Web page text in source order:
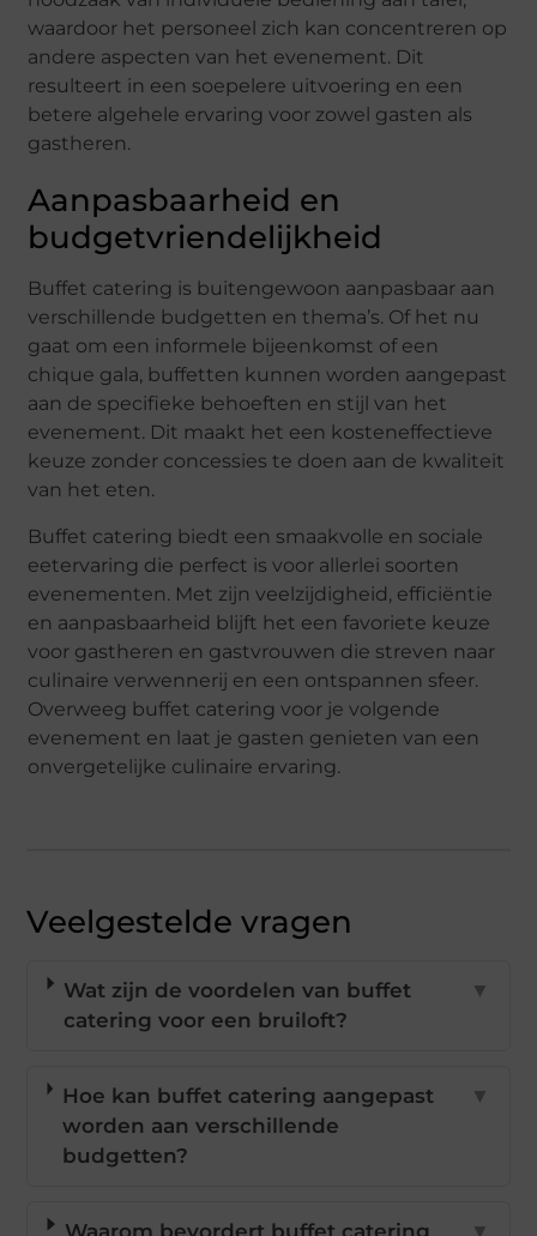
waardoor het personeel zich kan concentreren op
andere aspecten van het evenement. Dit
resulteert in een soepelere uitvoering en een
betere algehele ervaring voor zowel gasten als
gastheren.
Aanpasbaarheid en
budgetvriendelijkheid
Buffet catering is buitengewoon aanpasbaar aan
verschillende budgetten en thema’s. Of het nu
gaat om een informele bijeenkomst of een
chique gala, buffetten kunnen worden aangepast
aan de specifieke behoeften en stijl van het
evenement. Dit maakt het een kosteneffectieve
keuze zonder concessies te doen aan de kwaliteit
van het eten.
Buffet catering biedt een smaakvolle en sociale
eetervaring die perfect is voor allerlei soorten
evenementen. Met zijn veelzijdigheid, efficiëntie
en aanpasbaarheid blijft het een favoriete keuze
voor gastheren en gastvrouwen die streven naar
culinaire verwennerij en een ontspannen sfeer.
Overweeg buffet catering voor je volgende
evenement en laat je gasten genieten van een
onvergetelijke culinaire ervaring.
Veelgestelde vragen
Wat zijn de voordelen van buffet
catering voor een bruiloft?
▼
Hoe kan buffet catering aangepast
worden aan verschillende
budgetten?
▼